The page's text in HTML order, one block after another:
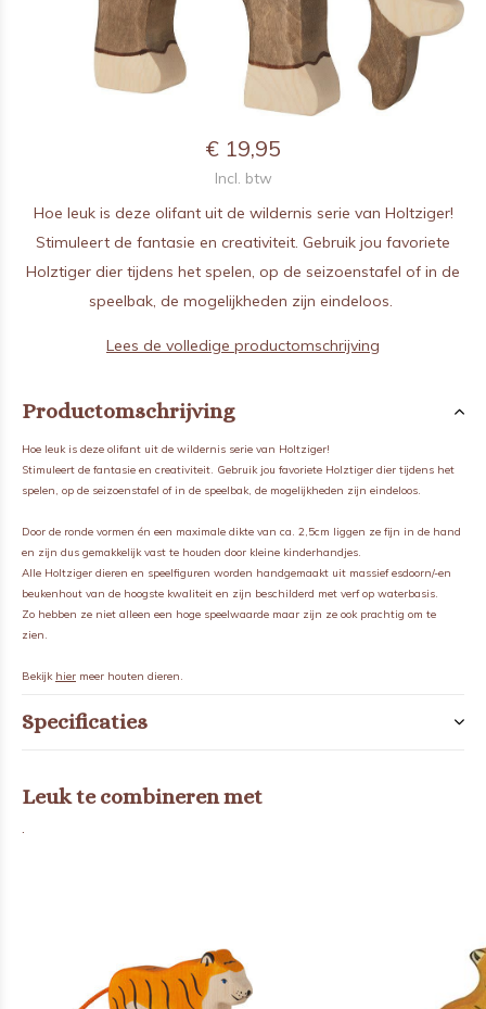
€ 19,95
Incl. btw
Hoe leuk is deze olifant uit de wildernis serie van Holtziger!
Stimuleert de fantasie en creativiteit. Gebruik jou favoriete
Holztiger dier tijdens het spelen, op de seizoenstafel of in de
speelbak, de mogelijkheden zijn eindeloos.
Lees de volledige productomschrijving
Productomschrijving
Hoe leuk is deze olifant uit de wildernis serie van Holtziger!
Stimuleert de fantasie en creativiteit. Gebruik jou favoriete Holztiger dier tijdens het
spelen, op de seizoenstafel of in de speelbak, de mogelijkheden zijn eindeloos.
Door de ronde vormen én een maximale dikte van ca. 2,5cm liggen ze fijn in de hand
en zijn dus gemakkelijk vast te houden door kleine kinderhandjes.
Alle Holtziger dieren en speelfiguren worden handgemaakt uit massief esdoorn/-en
beukenhout van de hoogste kwaliteit en zijn beschilderd met verf op waterbasis.
Zo hebben ze niet alleen een hoge speelwaarde maar zijn ze ook prachtig om te
zien.
Bekijk hier meer houten dieren.
Specificaties
Leuk te combineren met
.